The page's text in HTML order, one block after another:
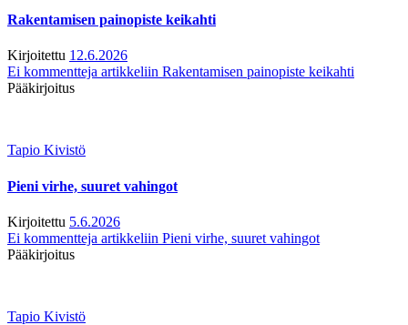
Rakentamisen painopiste keikahti
Kirjoitettu 12.6.2026
Ei kommentteja artikkeliin Rakentamisen painopiste keikahti
Pääkirjoitus
Tapio Kivistö
Pieni virhe, suuret vahingot
Kirjoitettu 5.6.2026
Ei kommentteja artikkeliin Pieni virhe, suuret vahingot
Pääkirjoitus
Tapio Kivistö